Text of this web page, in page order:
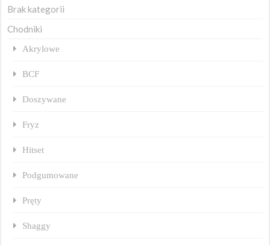
Brak kategorii
Chodniki
Akrylowe
BCF
Doszywane
Fryz
Hitset
Podgumowane
Pręty
Shaggy